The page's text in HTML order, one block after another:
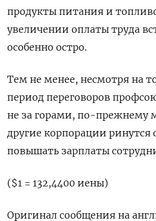
продукты питания и
увеличении оплаты труда
особенно остро.
Тем не менее, несмотря на
период переговоров
не за горами, по-прежнему
другие корпорации
повышать зарплаты
($1 = 132,4400 иены)
Оригинал сообщения на